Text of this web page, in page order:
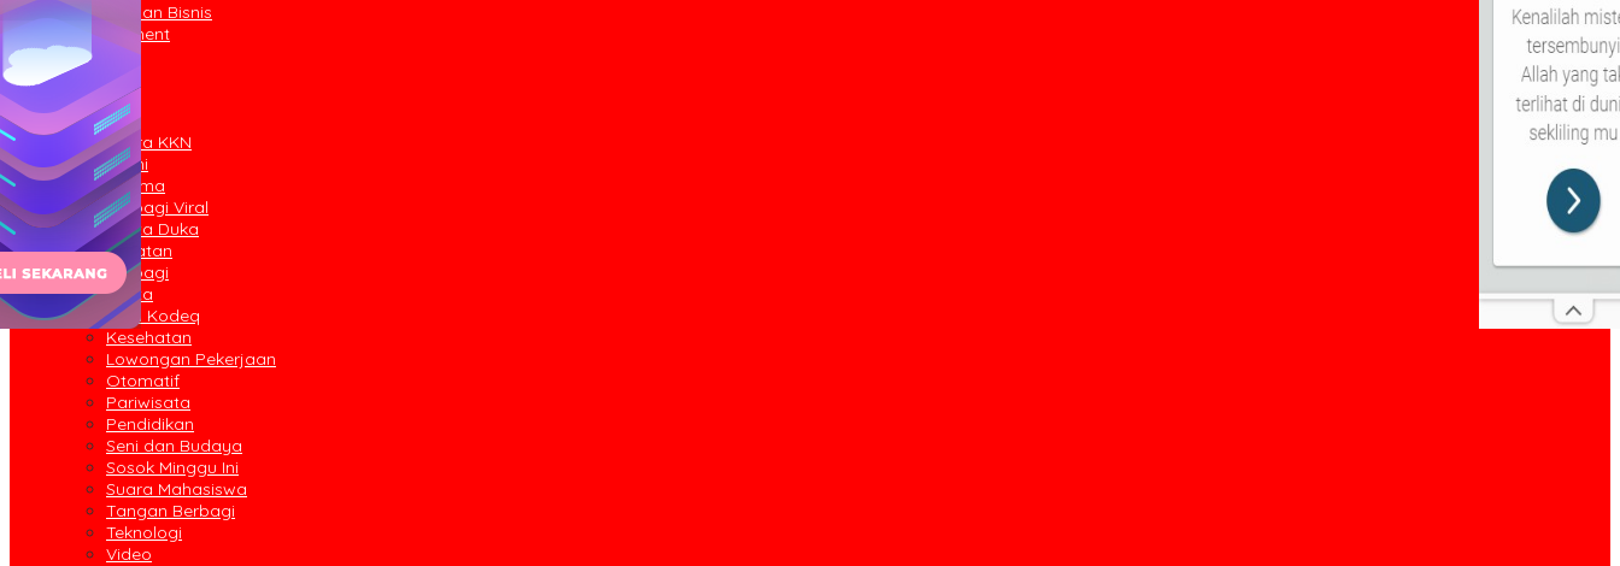
Ekonomi dan Bisnis
Entertainment
Olahraga
Inspira
Peristiwa
Lainnya
Suara KKN
Opini
Agama
Berbagi Viral
Berita Duka
Catatan
Berbagi
Berita
Iklan Kodeq
Kesehatan
Lowongan Pekerjaan
Otomatif
Pariwisata
Pendidikan
Seni dan Budaya
Sosok Minggu Ini
Suara Mahasiswa
Tangan Berbagi
Teknologi
Video